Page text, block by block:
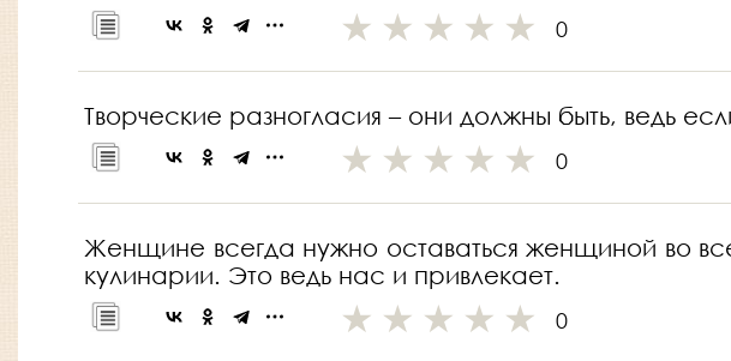
0
Творческие разногласия – они должны быть, ведь
0
Женщине всегда нужно оставаться женщиной во
кулинарии. Это ведь нас и привлекает.
0